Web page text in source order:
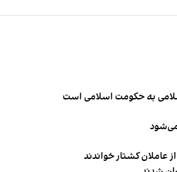
به حکومت اسلامی است
عاملان کشتار خواندند